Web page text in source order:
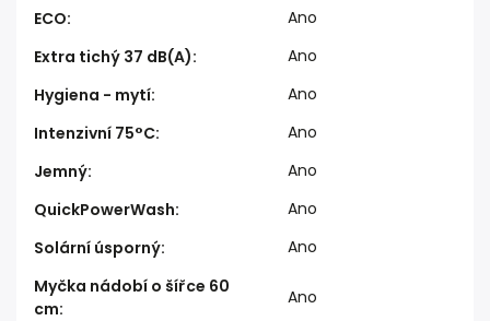
ECO:
Ano
Extra tichý 37 dB(A):
Ano
Hygiena - mytí:
Ano
Intenzivní 75°C:
Ano
Jemný:
Ano
QuickPowerWash:
Ano
Solární úsporný:
Ano
Myčka nádobí o šířce 60
cm:
Ano